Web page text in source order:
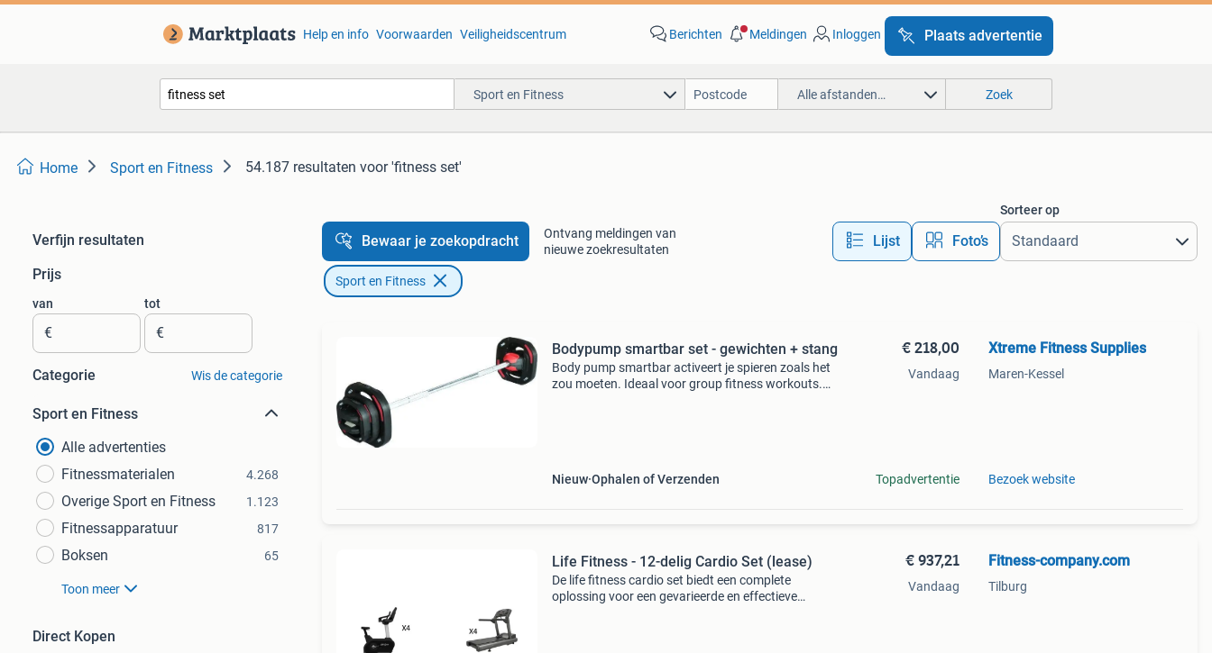
Help en info Voorwaarden Veiligheidscentrum Berichten Meldingen Inloggen Plaats advertentie
Sport en Fitness Alle afstanden… Zoek
Home Sport en Fitness 54.187 resultaten voor 'fitness set'
Verfijn resultaten
Prijs
van
€
tot
€
Categorie Wis de categorie
Sport en Fitness
Alle advertenties
Fitnessmaterialen
4.268
Overige Sport en Fitness 1.123
Fitnessapparatuur 817
Boksen 65
Toon meer
Direct Kopen
Bewaar je zoekopdracht
Ontvang meldingen van
nieuwe zoekresultaten
Lijst Foto’s
Sorteer op
Sport en Fitness
Bodypump smartbar set - gewichten + stang
Body pump smartbar activeert je spieren zoals het
zou moeten. Ideaal voor group fitness workouts.
Nieuw Ophalen of Verzenden
€ 218,00
Vandaag
Topadvertentie
Xtreme Fitness Supplies
Maren-Kessel
Bezoek website
Life Fitness - 12-delig Cardio Set (lease)
De life fitness cardio set biedt een complete
oplossing voor een gevarieerde en effectieve
€ 937,21
Vandaag
Fitness-company.com
Tilburg